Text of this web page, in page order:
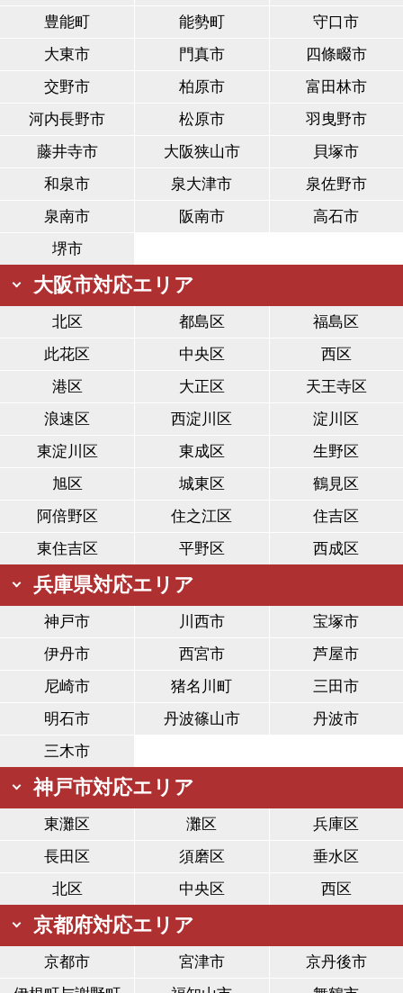
豊能町
能勢町
守口市
大東市
門真市
四條畷市
交野市
柏原市
富田林市
河内長野市
松原市
羽曳野市
藤井寺市
大阪狭山市
貝塚市
和泉市
泉大津市
泉佐野市
泉南市
阪南市
高石市
堺市
大阪市対応エリア
北区 都島区
福島区
此花区
中央区
西区
港区
大正区
天王寺区
浪速区
西淀川区
淀川区
東淀川区
東成区
生野区
旭区
城東区
鶴見区
阿倍野区
住之江区
住吉区
東住吉区
平野区 西成区
兵庫県対応エリア
神戸市 川西市
宝塚市
伊丹市
西宮市
芦屋市
尼崎市
猪名川町
三田市
明石市
丹波篠山市
丹波市
三木市
神戸市対応エリア
東灘区 灘区
兵庫区
長田区
須磨区
垂水区
北区
中央区 西区
京都府対応エリア
京都市 宮津市
京丹後市